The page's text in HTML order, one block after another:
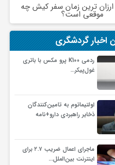
ارزان ترین زمان سفر کیش چه
موقعی است؟
اخبار گردشگری
ردمی K100 پرو مکس با باتری
غول‌پیکر…
اولتیماتوم به تامین‌کنندگان
ذخایر راهبردی دارو+نامه
ماجرای اعمال ضریب ۲.۷ برای
اینترنت بین‌الملل…